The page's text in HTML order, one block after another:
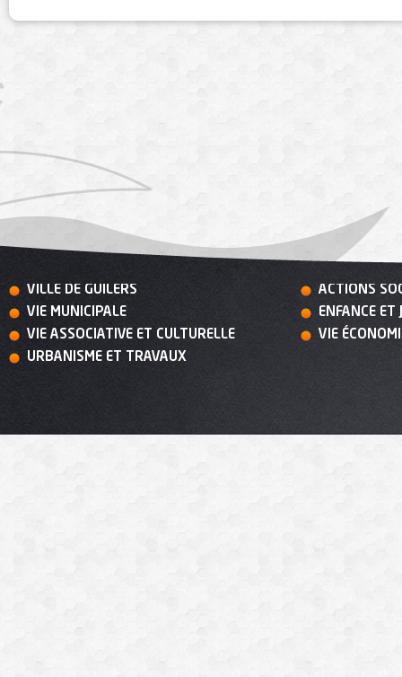
VILLE DE GUILERS
ACTIONS
VIE MUNICIPALE
ENFANCE ET
VIE ASSOCIATIVE ET CULTURELLE
VIE
URBANISME ET TRAVAUX